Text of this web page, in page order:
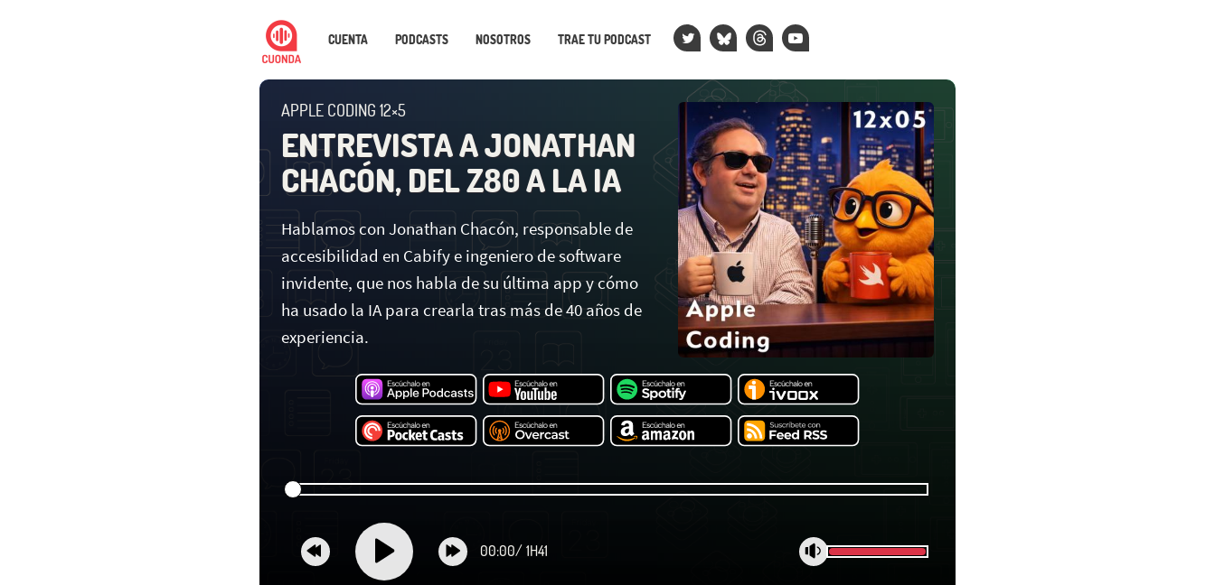
CUENTA PODCASTS NOSOTROS TRAE TU PODCAST
APPLE CODING 12×5
ENTREVISTA A JONATHAN
CHACÓN, DEL Z80 A LA IA
Hablamos con Jonathan Chacón, responsable de
accesibilidad en Cabify e ingeniero de software
invidente, que nos habla de su última app y cómo
ha usado la IA para crearla tras más de 40 años de
experiencia.
00:00/ 1H41